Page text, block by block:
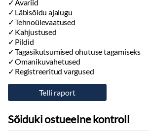
Kõlarid
Subwoofer
Bluetooth
Tuled
Päevatuled:led
Kurvituled
Udutuled
Tagumised tuled: led
Kaugtulede ümberlülitamise assistent
Avariid
Läbisõidu ajalugu
Tehnoülevaatused
Kahjustused
Pildid
Tagasikutsumised ohutuse tagamiseks
Omanikuvahetused
Registreeritud vargused
Sõiduki ostueelne kontroll